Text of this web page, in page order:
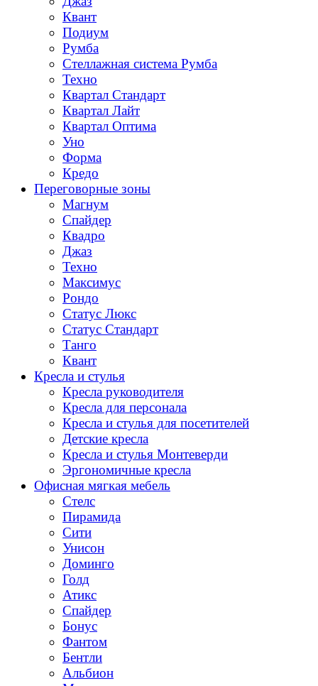
Квант
Подиум
Румба
Стеллажная система Румба
Техно
Квартал Стандарт
Квартал Лайт
Квартал Оптима
Уно
Форма
Кредо
Переговорные зоны
Магнум
Спайдер
Квадро
Джаз
Техно
Максимус
Рондо
Статус Люкс
Статус Стандарт
Танго
Квант
Кресла и стулья
Кресла руководителя
Кресла для персонала
Кресла и стулья для посетителей
Детские кресла
Кресла и стулья Монтеверди
Эргономичные кресла
Офисная мягкая мебель
Стелс
Пирамида
Сити
Унисон
Доминго
Голд
Атикс
Спайдер
Бонус
Фантом
Бентли
Альбион